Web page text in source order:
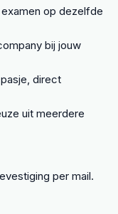
op dezelfde
bij jouw
direct
uit meerdere
per mail.